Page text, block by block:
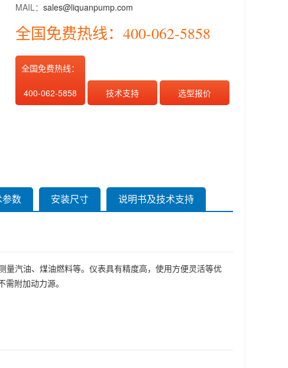
MAIL： sales@liquanpump.com
全国免费热线：400-062-5858
全国免费热线：
400-062-5858 技术支持 选型报价
数 安装尺寸 说明书及技术支持
汽油、煤油燃料等。仪表具有精度高，使用方便灵活等优
附加动力源。